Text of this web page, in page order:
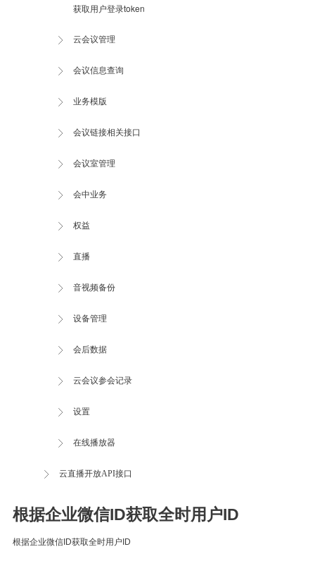
获取用户登录token
云会议管理
会议信息查询
业务模版
会议链接相关接口
会议室管理
会中业务
权益
直播
音视频备份
设备管理
会后数据
云会议参会记录
设置
在线播放器
云直播开放API接口
根据企业微信ID获取全时用户ID
根据企业微信ID获取全时用户ID